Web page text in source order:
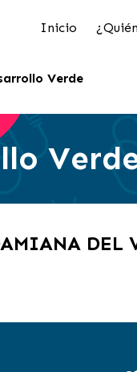
Inicio
Verde
DEL